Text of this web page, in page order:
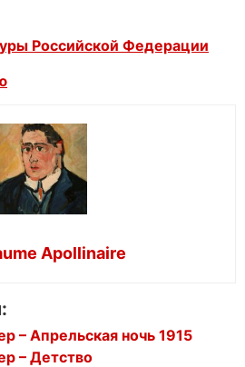
Российской Федерации
Apollinaire
– Апрельская ночь 1915
– Детство